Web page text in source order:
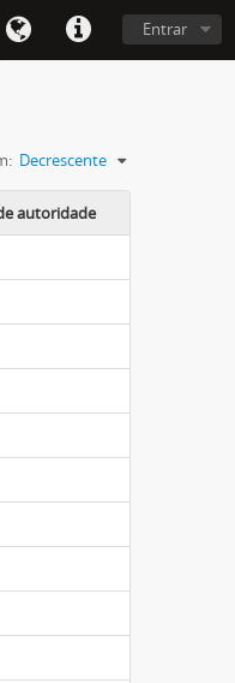
Entrar
Decrescente
autoridade